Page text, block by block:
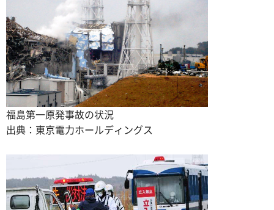
福島第一原発事故の状況
出典：東京電力ホールディングス